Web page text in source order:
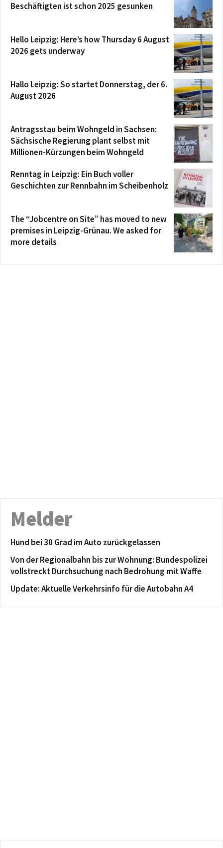
Beschäftigten ist schon 2025 gesunken
Hello Leipzig: Here’s how Thursday 6 August
2026 gets underway
Hallo Leipzig: So startet Donnerstag, der 6.
August 2026
Antragsstau beim Wohngeld in Sachsen:
Sächsische Regierung plant selbst mit
Millionen-Kürzungen beim Wohngeld
Renntag in Leipzig: Ein Buch voller
Geschichten zur Rennbahn im Scheibenholz
The “Jobcentre on Site” has moved to new
premises in Leipzig-Grünau. We asked for
more details
Melder
Hund bei 30 Grad im Auto zurückgelassen
Von der Regionalbahn bis zur Wohnung: Bundespolizei
vollstreckt Durchsuchung nach Bedrohung mit Waffe
Update: Aktuelle Verkehrsinfo für die Autobahn A4